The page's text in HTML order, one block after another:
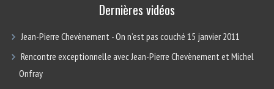
Dernières vidéos
Jean-Pierre Chevènement - On n’est pas couché 15 janvier 2011
Rencontre exceptionnelle avec Jean-Pierre Chevènement et Michel
Onfray